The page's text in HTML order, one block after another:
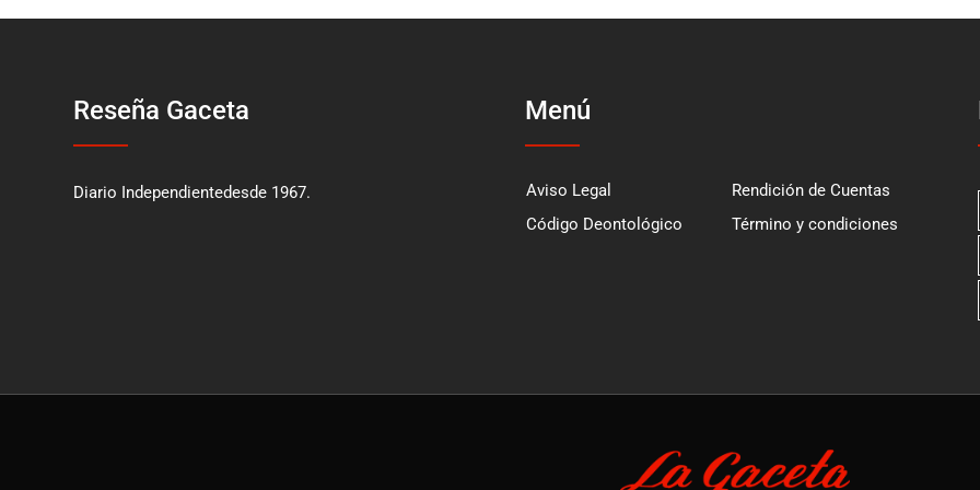
Reseña Gaceta
Diario Independientedesde 1967.
Menú
Aviso Legal
Rendición de Cuentas
Código Deontológico
Término y condiciones